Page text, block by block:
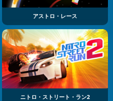
アストロ・レース
ニトロ・ストリート・ラン2